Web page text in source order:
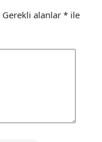
Gerekli alanlar * ile